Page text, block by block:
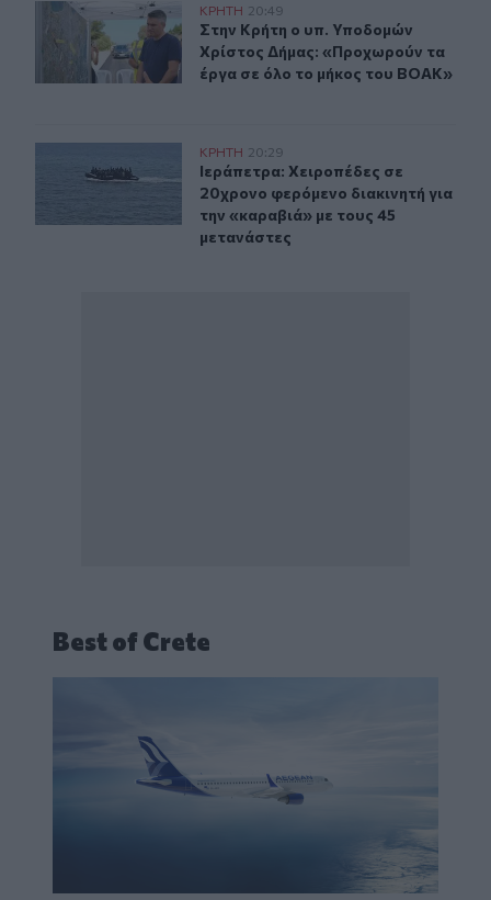
Στην Κρήτη ο υπ. Υποδομών Χρίστος Δήμας:
ΚΡΗΤΗ 20:49
Στην Κρήτη ο υπ. Υποδομών
Στην Κρήτη ο υπ. Υποδομών
Χρίστος Δήμας: «Προχωρούν τα
έργα σε όλο το μήκος του ΒΟΑΚ»
Ιεράπετρα: Χειροπέδες σε 20χρονο φερόμενο
ΚΡΗΤΗ 20:29
Ιεράπετρα: Χειροπέδες σε
Ιεράπετρα: Χειροπέδες σε
20χρονο φερόμενο διακινητή για
την «καραβιά» με τους 45
μετανάστες
Best of Crete